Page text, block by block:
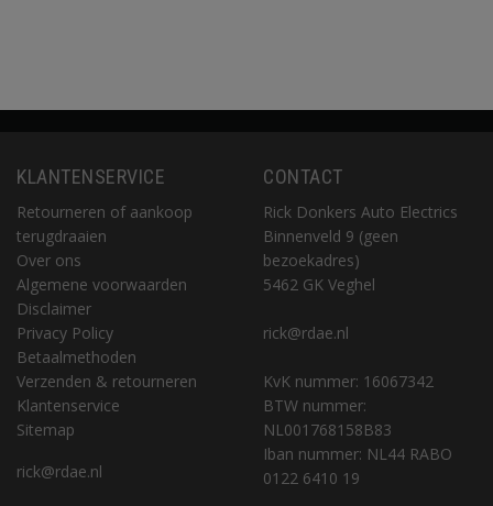
KLANTENSERVICE
Retourneren of aankoop
terugdraaien
Over ons
Algemene voorwaarden
Disclaimer
Privacy Policy
Betaalmethoden
Verzenden & retourneren
Klantenservice
Sitemap
rick@rdae.nl
CONTACT
Rick Donkers Auto Electrics
Binnenveld 9 (geen
bezoekadres)
5462 GK Veghel
rick@rdae.nl
KvK nummer: 16067342
BTW nummer:
NL001768158B83
Iban nummer: NL44 RABO
0122 6410 19